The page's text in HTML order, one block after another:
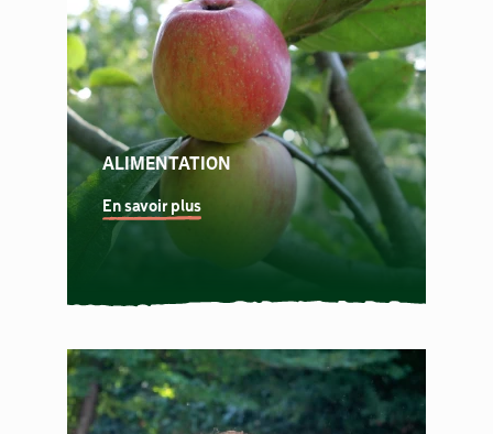
ALIMENTATION
En savoir plus